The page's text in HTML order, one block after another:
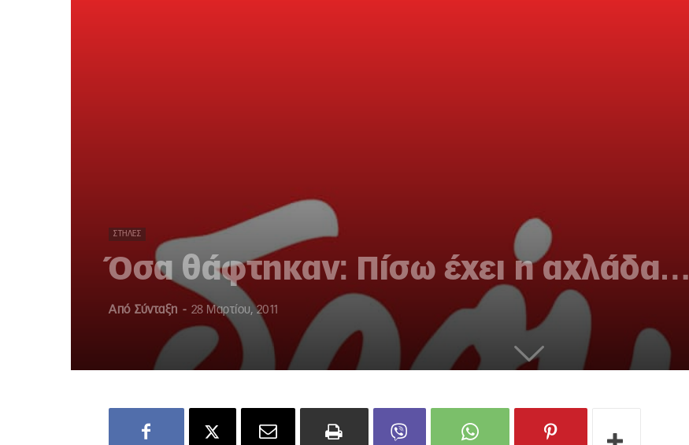
ΣΤΉΛΕΣ
Όσα θάφτηκαν: Πίσω έχει η αχλάδα…
Από Σύνταξη - 28 Μαρτίου, 2011